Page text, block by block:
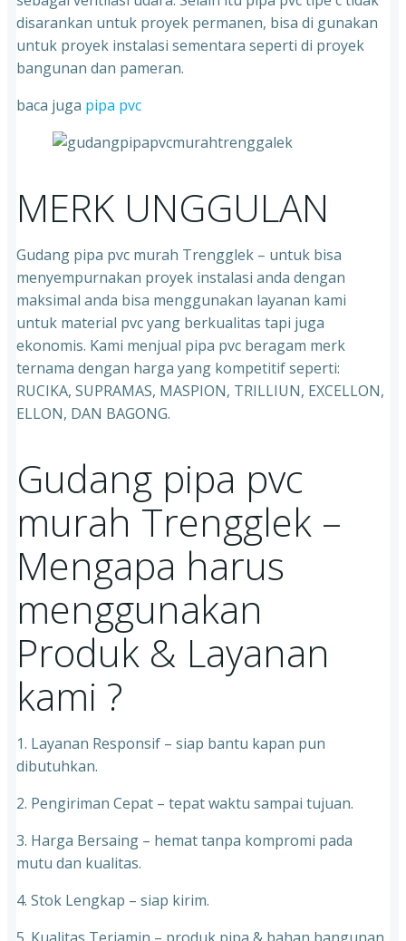
disarankan untuk proyek permanen, bisa di gunakan
untuk proyek instalasi sementara seperti di proyek
bangunan dan pameran.
baca juga pipa pvc
MERK UNGGULAN
Gudang pipa pvc murah Trengglek – untuk bisa
menyempurnakan proyek instalasi anda dengan
maksimal anda bisa menggunakan layanan kami
untuk material pvc yang berkualitas tapi juga
ekonomis. Kami menjual pipa pvc beragam merk
ternama dengan harga yang kompetitif seperti:
RUCIKA, SUPRAMAS, MASPION, TRILLIUN, EXCELLON,
ELLON, DAN BAGONG.
Gudang pipa pvc
murah Trengglek –
Mengapa harus
menggunakan
Produk & Layanan
kami ?
1. Layanan Responsif – siap bantu kapan pun
dibutuhkan.
2. Pengiriman Cepat – tepat waktu sampai tujuan.
3. Harga Bersaing – hemat tanpa kompromi pada
mutu dan kualitas.
4. Stok Lengkap – siap kirim.